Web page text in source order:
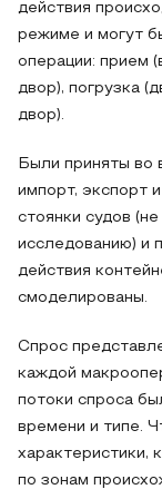
действия
режиме и могут
операции: прием
двор), погрузка
двор).
Были приняты во
импорт, экспорт
стоянки судов
исследованию) и
действия
смоделированы.
Спрос
каждой
потоки спроса
времени и типе.
характеристики,
по зонам